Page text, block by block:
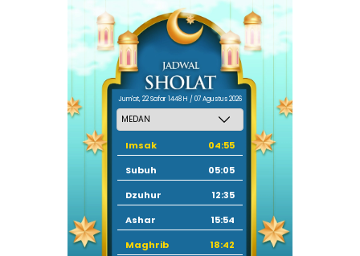
Jum'at, 22 Safar 1448 H / 07 Agustus 2026
Imsak
04:55
Subuh
05:05
Dzuhur
12:35
Ashar
15:54
Maghrib
18:42